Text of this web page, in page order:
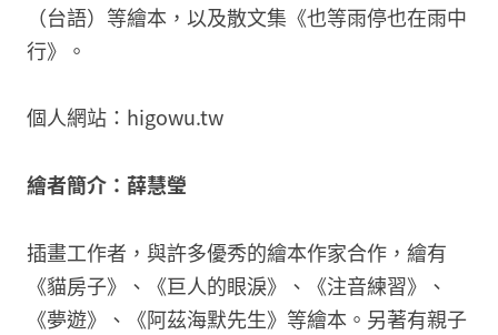
（台語）等繪本，以及散文集《也等雨停也在雨中
行》。
個人網站：higowu.tw
繪者簡介：薛慧瑩
插畫工作者，與許多優秀的繪本作家合作，繪有
《貓房子》、《巨人的眼淚》、《注音練習》、
《夢遊》、《阿茲海默先生》等繪本。另著有親子